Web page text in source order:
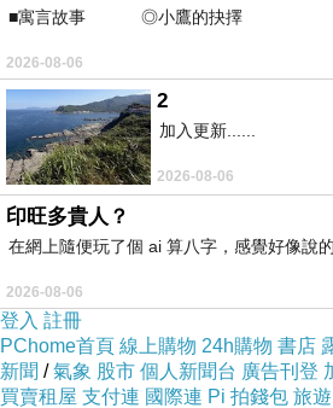
■寓言故事 ◎小鷹的抉
2026-08-06
2
加入更新......
2026-08-06
印旺多貴人？
在網上隨便玩了個 ai 算八字，感覺好像
2026-08-06
登入 註冊
PChome首頁 線上購物 24h購物 書店
新聞 /氣象 股市 個人新聞台 廣告刊登
買賣租屋 支付連 國際連 Pi 拍錢包 旅遊